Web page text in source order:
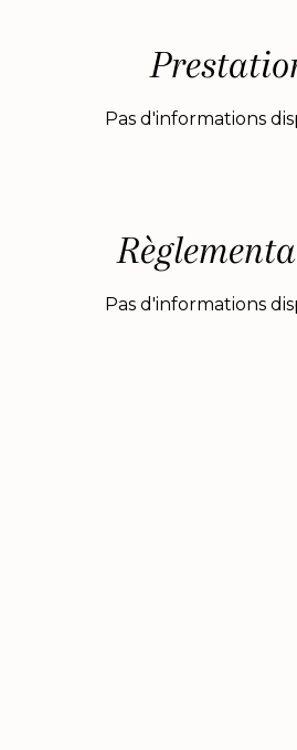
Pas d'informations
Pas d'informations